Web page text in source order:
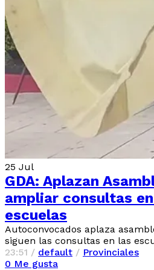
25 Jul
GDA: Aplazan
ampliar consultas
escuelas
Autoconvocados aplaza
siguen las consultas en las
23:51 / default / Provinciales
0 Me gusta